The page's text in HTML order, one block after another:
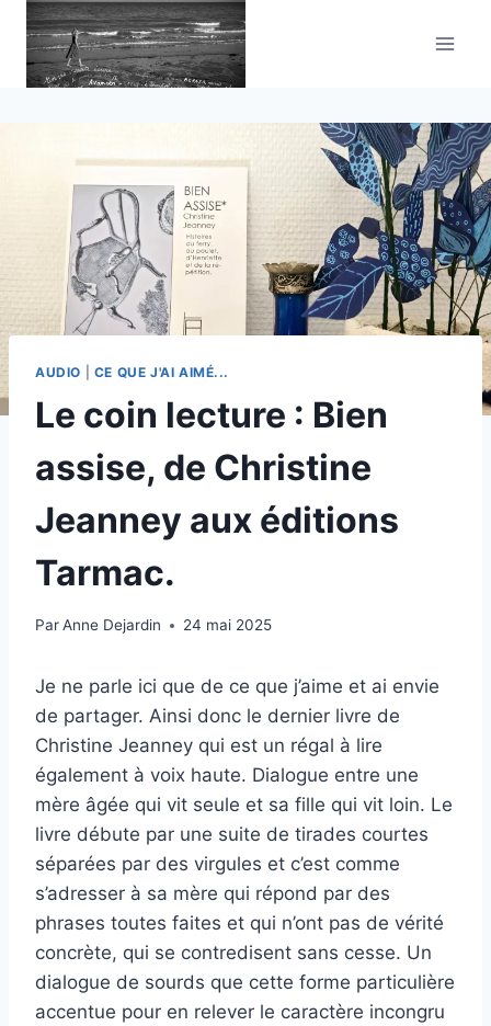
Aller
contenu
AUDIO CE QUE J'AI AIMÉ...
Le coin lecture : Bien
assise, de Christine
Jeanney aux éditions
Tarmac.
ParAnne Dejardin 24 mai 2025
Je ne parle ici que de ce que j’aime et ai envie
de partager. Ainsi donc le dernier livre de
Christine Jeanney qui est un régal à lire
également à voix haute. Dialogue entre une
mère âgée qui vit seule et sa fille qui vit loin. Le
livre débute par une suite de tirades courtes
séparées par des virgules et c’est comme
s’adresser à sa mère qui répond par des
phrases toutes faites et qui n’ont pas de vérité
concrète, qui se contredisent sans cesse. Un
dialogue de sourds que cette forme particulière
accentue pour en relever le caractère incongru